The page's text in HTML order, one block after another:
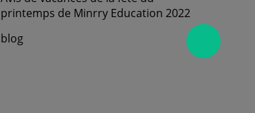
printemps de Minrry Education 2022
blog